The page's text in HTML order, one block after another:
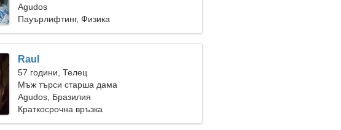
Agudos
Пауърлифтинг, Физика
Raul
57 години, Телец
Мъж търси старша дама
Agudos, Бразилия
Краткосрочна връзка